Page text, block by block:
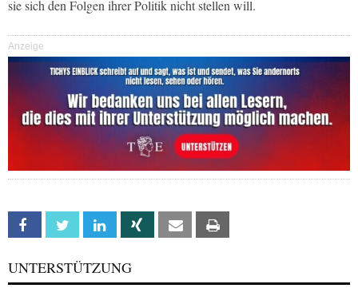
sie sich den Folgen ihrer Politik nicht stellen will.
Anzeige
Facebook Twitter Linkedin Xing Email
UNTERSTÜTZUNG